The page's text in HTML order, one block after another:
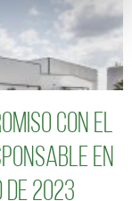
con el
en
2023